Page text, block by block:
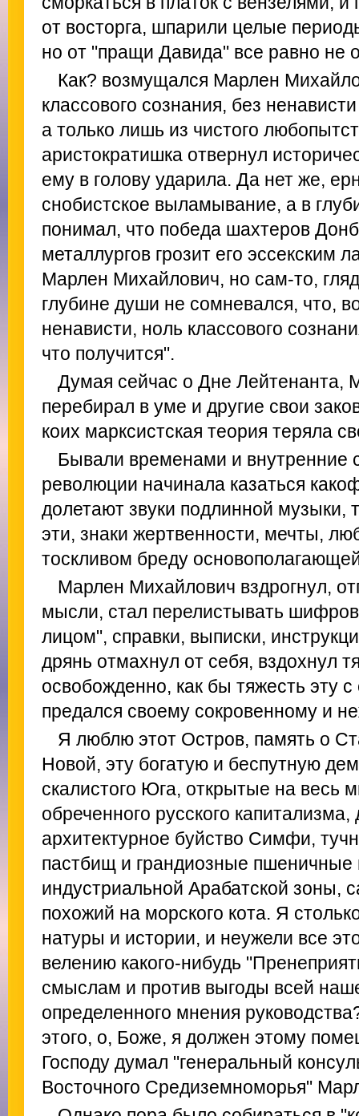
от восторга, шпарили целые
но от "пращи Давида" все равно не
Как? возмущался Марлен
классового сознания, без
а только лишь из чистого
аристократишка отвернул
ему в голову ударила. Да нет же,
снобистское выламывание, а в
понимал, что победа шахтеров
металлургов грозит его эссекским
Марлен Михайлович, но сам-то,
глубине души не сомневался, что,
ненависти, ноль классового
что получится".
Думая сейчас о Дне Лейтенанта,
перебирал в уме и другие свои
коих марксистская теория теряла
Бывали временами и внутренние
революции начинала казаться
долетают звуки подлинной музыки,
эти, знаки жертвенности, мечты,
тоскливом бреду
Марлен Михайлович вздрогнул,
мысли, стал перелистывать
лицом", справки, выписки,
дрянь отмахнул от себя, вздохнул
освобожденно, как бы тяжесть эту
предался своему сокровенному и
Я люблю этот Остров, память о
Новой, эту богатую и беспутную
скалистого Юга, открытые на весь
обреченного русского
архитектурное буйство Симфи,
пастбищ и грандиозные пшеничные
индустриальной Арабатской зоны,
похожий на морского кота. Я
натуры и истории, и неужели все
велению какого-нибудь
смыслам и против выгоды всей
определенного мнения
этого, о, Боже, я должен этому
Господу думал "генеральный
Восточного Средиземноморья"